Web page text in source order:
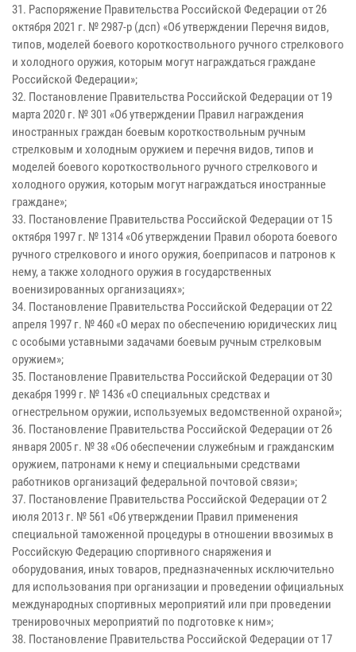
31. Распоряжение Правительства Российской Федерации от 26
октября 2021 г. № 2987-р (дсп) «Об утверждении Перечня видов,
типов, моделей боевого короткоствольного ручного стрелкового
и холодного оружия, которым могут награждаться граждане
Российской Федерации»;
32. Постановление Правительства Российской Федерации от 19
марта 2020 г. № 301 «Об утверждении Правил награждения
иностранных граждан боевым короткоствольным ручным
стрелковым и холодным оружием и перечня видов, типов и
моделей боевого короткоствольного ручного стрелкового и
холодного оружия, которым могут награждаться иностранные
граждане»;
33. Постановление Правительства Российской Федерации от 15
октября 1997 г. № 1314 «Об утверждении Правил оборота боевого
ручного стрелкового и иного оружия, боеприпасов и патронов к
нему, а также холодного оружия в государственных
военизированных организациях»;
34. Постановление Правительства Российской Федерации от 22
апреля 1997 г. № 460 «О мерах по обеспечению юридических лиц
с особыми уставными задачами боевым ручным стрелковым
оружием»;
35. Постановление Правительства Российской Федерации от 30
декабря 1999 г. № 1436 «О специальных средствах и
огнестрельном оружии, используемых ведомственной охраной»;
36. Постановление Правительства Российской Федерации от 26
января 2005 г. № 38 «Об обеспечении служебным и гражданским
оружием, патронами к нему и специальными средствами
работников организаций федеральной почтовой связи»;
37. Постановление Правительства Российской Федерации от 2
июля 2013 г. № 561 «Об утверждении Правил применения
специальной таможенной процедуры в отношении ввозимых в
Российскую Федерацию спортивного снаряжения и
оборудования, иных товаров, предназначенных исключительно
для использования при организации и проведении официальных
международных спортивных мероприятий или при проведении
тренировочных мероприятий по подготовке к ним»;
38. Постановление Правительства Российской Федерации от 17